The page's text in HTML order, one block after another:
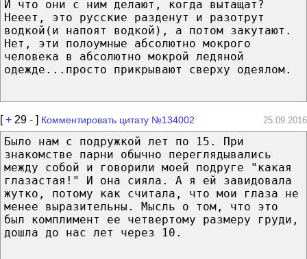
И что они с ним делают, когда вытащат?
Нееет, это русские разденут и разотрут
водкой(и напоят водкой), а потом закутают.
Нет, эти полоумные абсолютно мокрого
человека в абсолютно мокрой ледяной
одежде...просто прикрывают сверху одеялом.
[+ 29 - ] Комментировать цитату №134002 25.09.2016
Было нам с подружкой лет по 15. При
знакомстве парни обычно переглядывались
между собой и говорили моей подруге "какая
глазастая!" И она сияла. А я ей завидовала
жутко, потому как считала, что мои глаза не
менее выразительны. Мысль о том, что это
был комплимент ее четвертому размеру груди,
дошла до нас лет через 10.